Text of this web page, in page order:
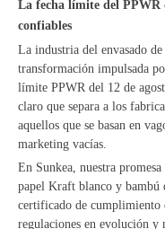
La fecha límite del PPWR
confiables
La industria del envasado
transformación impulsada
límite PPWR del 12 de
claro que separa a los
aquellos que se basan en
marketing vacías.
En Sunkea, nuestra
papel Kraft blanco y bambú
certificado de cumplimiento
regulaciones en evolución y